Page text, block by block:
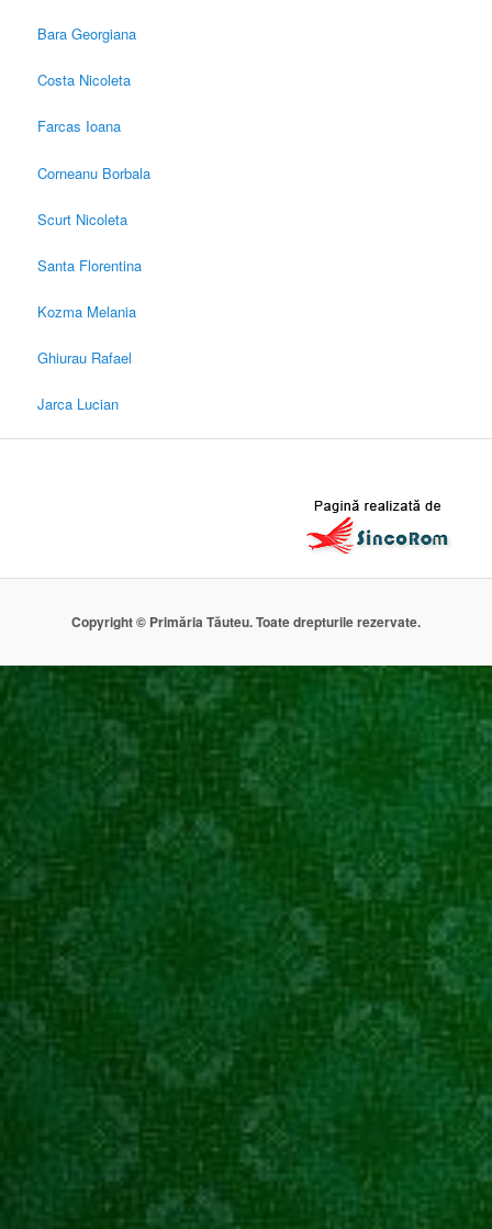
Bara Georgiana
Costa Nicoleta
Farcas Ioana
Corneanu Borbala
Scurt Nicoleta
Santa Florentina
Kozma Melania
Ghiurau Rafael
Jarca Lucian
Copyright © Primăria Tăuteu. Toate drepturile rezervate.